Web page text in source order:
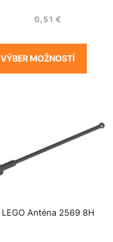
0,51 €
VÝBER MOŽNOSTÍ
LEGO Anténa 2569 8H